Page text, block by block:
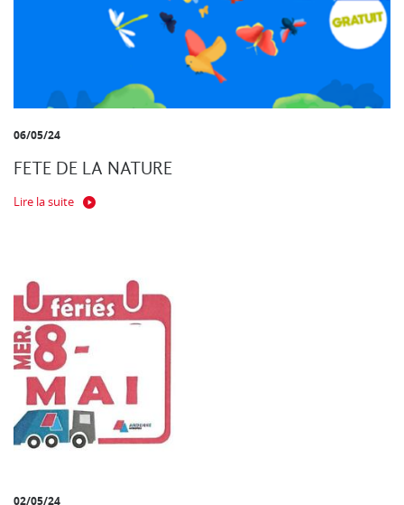
06/05/24
FETE DE LA NATURE
Lire la suite
02/05/24